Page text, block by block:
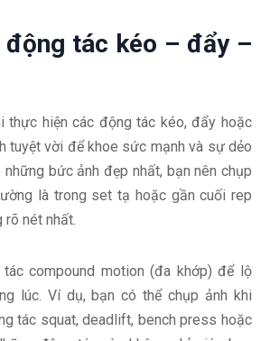
động tác kéo – đẩy –
thực hiện các động tác kéo, đẩy hoặc
tuyệt vời để khoe sức mạnh và sự dẻo
bức ảnh đẹp nhất, bạn nên chụp
là trong set tạ hoặc gần cuối rep
nét nhất.
tác compound motion (đa khớp) để lộ
lúc. Ví dụ, bạn có thể chụp ảnh khi
tác squat, deadlift, bench press hoặc